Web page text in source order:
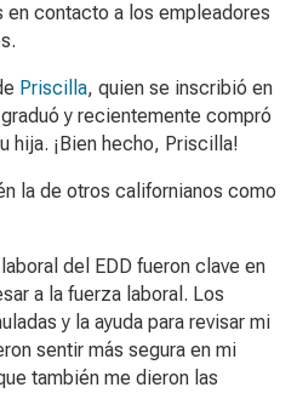
en contacto a los empleadores
Priscilla, quien se inscribió en
y recientemente compró
hija. ¡Bien hecho, Priscilla!
la de otros californianos como
del EDD fueron clave en
a la fuerza laboral. Los
y la ayuda para revisar mi
sentir más segura en mi
también me dieron las